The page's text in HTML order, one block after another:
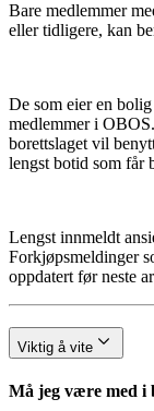
Bare medlemmer
eller tidligere, kan
De som eier en
medlemmer i
borettslaget vil
lengst botid som får
Lengst innmeldt
Forkjøpsmeldinger
oppdatert før neste
Viktig å vite
Må jeg være med i